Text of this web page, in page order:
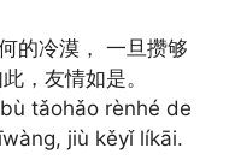
的冷漠， 一旦攒够
，友情如是。
tǎohǎo rènhé de
jiù kěyǐ líkāi.